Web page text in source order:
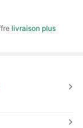
livraison plus